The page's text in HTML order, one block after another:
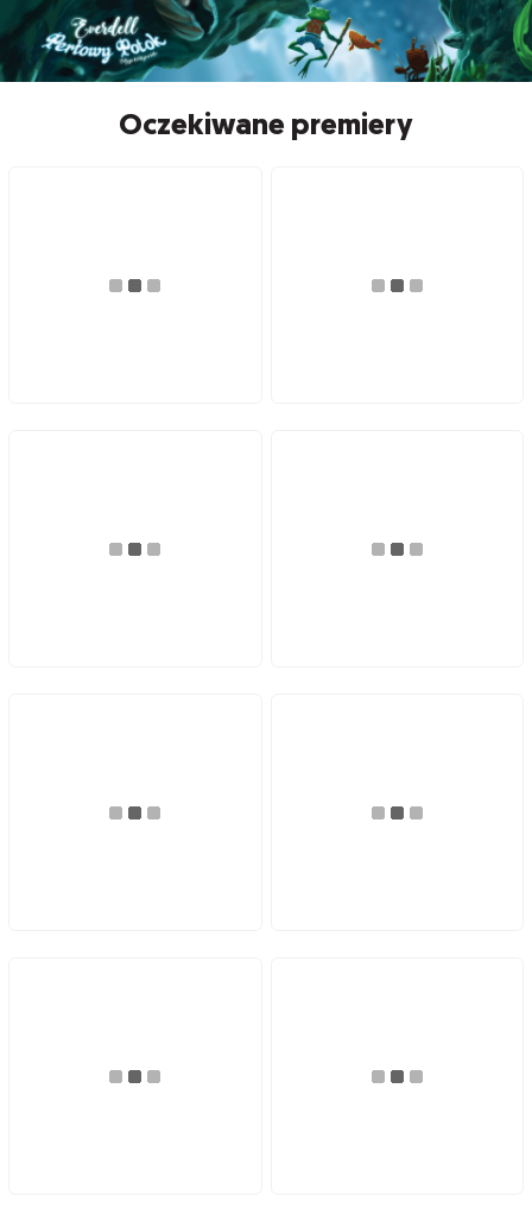
Oczekiwane premiery